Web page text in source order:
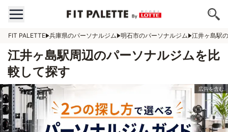
FIT PALETTE 兵庫県のパーソナルジム 明石市のパーソナルジム 江井ヶ島駅
江井ヶ島駅周辺のパーソナルジムを比
較して探す